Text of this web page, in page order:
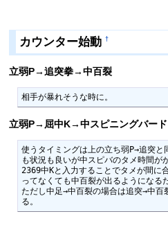
カウンター始動 †
立弱P→追突拳→中百裂
相手が暴れそうな時に。
立弱P→屈中K→中スピニングバード
使うタイミングは上の立ち弱P→追突と
も状況も良いが中スピバのタメ時間が
2369中Kと入力することでタメが間に
ってなくても中百裂が出るようになる
ただし中足→中百裂の場合は追突→中百
る。